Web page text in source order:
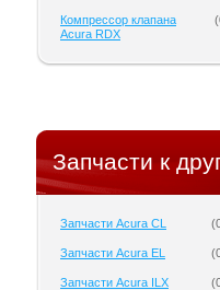
Компрессор клапана
Acura RDX
(
Запчасти к
Запчасти Acura CL (
Запчасти Acura EL (
Запчасти Acura ILX (